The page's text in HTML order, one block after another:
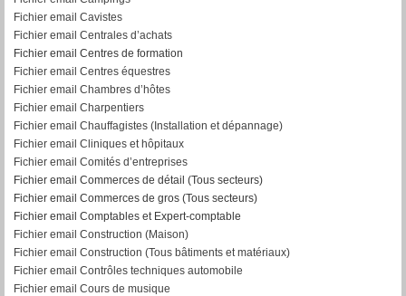
Fichier email Cavistes
Fichier email Centrales d’achats
Fichier email Centres de formation
Fichier email Centres équestres
Fichier email Chambres d’hôtes
Fichier email Charpentiers
Fichier email Chauffagistes (Installation et dépannage)
Fichier email Cliniques et hôpitaux
Fichier email Comités d’entreprises
Fichier email Commerces de détail (Tous secteurs)
Fichier email Commerces de gros (Tous secteurs)
Fichier email Comptables et Expert-comptable
Fichier email Construction (Maison)
Fichier email Construction (Tous bâtiments et matériaux)
Fichier email Contrôles techniques automobile
Fichier email Cours de musique